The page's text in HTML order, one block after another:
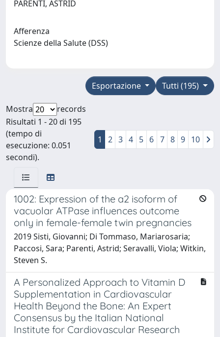
PARENTI, ASTRID
Afferenza
Scienze della Salute (DSS)
Tutti (195)
Esportazione
Mostra
records
Risultati 1 - 20 di 195
(tempo di
esecuzione: 0.051
secondi).
1 2 3 4 5 6 7 8 9 10
1002: Expression of the a2 isoform of
vacuolar ATPase influences outcome
only in female-female twin pregnancies
2019 Sisti, Giovanni; Di Tommaso, Mariarosaria;
Paccosi, Sara; Parenti, Astrid; Seravalli, Viola; Witkin,
Steven S.
A Personalized Approach to Vitamin D
Supplementation in Cardiovascular
Health Beyond the Bone: An Expert
Consensus by the Italian National
Institute for Cardiovascular Research